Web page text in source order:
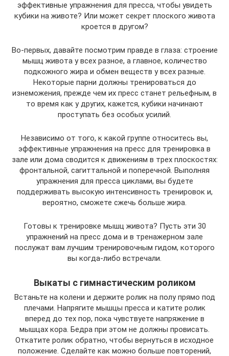
эффективные упражнения для пресса, чтобы увидеть
кубики на животе? Или может секрет плоского живота
кроется в другом?
Во-первых, давайте посмотрим правде в глаза: строение
мышц живота у всех разное, а главное, количество
подкожного жира и обмен веществ у всех разные.
Некоторые парни должны тренироваться до
изнеможения, прежде чем их пресс станет рельефным, в
то время как у других, кажется, кубики начинают
проступать без особых усилий.
Независимо от того, к какой группе относитесь вы,
эффективные упражнения на пресс для тренировка в
зале или дома сводится к движениям в трех плоскостях:
фронтальной, сагиттальной и поперечной. Выполняя
упражнения для пресса циклами, вы будете
поддерживать высокую интенсивность тренировок и,
вероятно, сможете сжечь больше жира.
Готовы к тренировке мышц живота? Пусть эти 30
упражнений на пресс дома и в тренажерном зале
послужат вам лучшим тренировочным гидом, которого
вы когда-либо встречали.
Выкаты с гимнастическим роликом
Встаньте на колени и держите ролик на полу прямо под
плечами. Напрягите мышцы пресса и катите ролик
вперед до тех пор, пока чувствуете напряжение в
мышцах кора. Бедра при этом не должны провисать.
Откатите ролик обратно, чтобы вернуться в исходное
положение. Сделайте как можно больше повторений,